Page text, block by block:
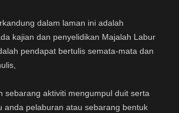
dalam laman ini adalah
kajian dan penyelidikan Majalah Labur
pendapat bertulis semata-mata dan
sebarang aktiviti mengumpul duit serta
anda pelaburan atau sebarang bentuk